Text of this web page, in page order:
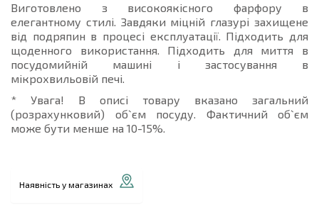
Виготовлено з високоякісного фарфору в
елегантному стилі. Завдяки міцній глазурі захищене
від подряпин в процесі експлуатації. Підходить для
щоденного використання. Підходить для миття в
посудомийній машині і застосування в
мікрохвильовій печі.
* Увага! В описі товару вказано загальний
(розрахунковий) об`єм посуду. Фактичний об`єм
може бути менше на 10-15%.
Наявність у магазинах